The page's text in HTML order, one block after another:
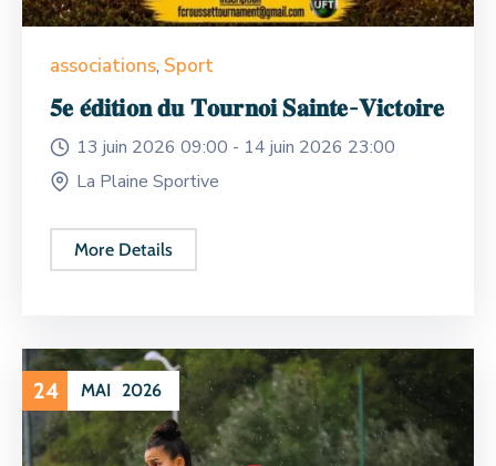
associations, Sport
𝟓𝐞 𝐞́𝐝𝐢𝐭𝐢𝐨𝐧 𝐝𝐮 𝐓𝐨𝐮𝐫𝐧𝐨𝐢 𝐒𝐚𝐢𝐧𝐭𝐞-𝐕𝐢𝐜𝐭𝐨𝐢𝐫𝐞
13 juin 2026 09:00 - 14 juin 2026 23:00
La Plaine Sportive
More Details
24 MAI 2026